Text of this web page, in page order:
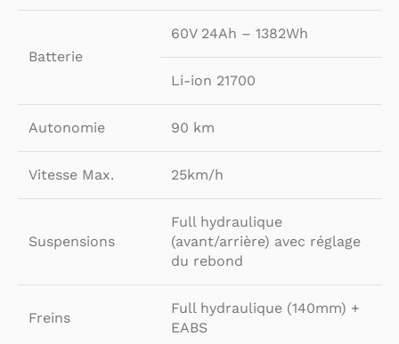
Batterie
60V 24Ah – 1382Wh
Li-ion 21700
Autonomie 90 km
Vitesse Max. 25km/h
Suspensions
Full hydraulique
(avant/arrière) avec réglage
du rebond
Freins
Full hydraulique (140mm) +
EABS